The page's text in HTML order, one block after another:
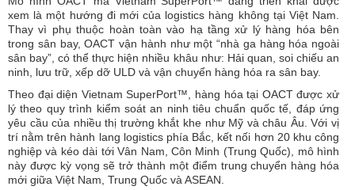
xem là một hướng đi mới của logistics hàng không tại Việt Nam.
Thay vì phụ thuộc hoàn toàn vào hạ tầng xử lý hàng hóa bên
trong sân bay, OACT vận hành như một “nhà ga hàng hóa ngoài
sân bay”, có thể thực hiện nhiều khâu như: Hải quan, soi chiếu an
ninh, lưu trữ, xếp dỡ ULD và vận chuyển hàng hóa ra sân bay.
Theo đại diện Vietnam SuperPort™, hàng hóa tại OACT được xử
lý theo quy trình kiểm soát an ninh tiêu chuẩn quốc tế, đáp ứng
yêu cầu của nhiều thị trường khắt khe như Mỹ và châu Âu. Với vị
trí nằm trên hành lang logistics phía Bắc, kết nối hơn 20 khu công
nghiệp và kéo dài tới Vân Nam, Côn Minh (Trung Quốc), mô hình
này được kỳ vọng sẽ trở thành một điểm trung chuyển hàng hóa
mới giữa Việt Nam, Trung Quốc và ASEAN.